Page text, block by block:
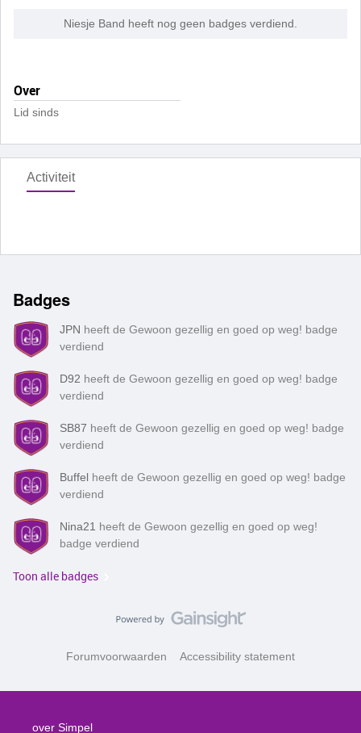
Niesje Band heeft nog geen badges verdiend.
Over
Lid sinds
Activiteit
Badges
JPN heeft de Gewoon gezellig en goed op weg! badge
verdiend
D92 heeft de Gewoon gezellig en goed op weg! badge
verdiend
SB87 heeft de Gewoon gezellig en goed op weg! badge
verdiend
Buffel heeft de Gewoon gezellig en goed op weg! badge
verdiend
Nina21 heeft de Gewoon gezellig en goed op weg!
badge verdiend
Toon alle badges
Forumvoorwaarden Accessibility statement
over Simpel